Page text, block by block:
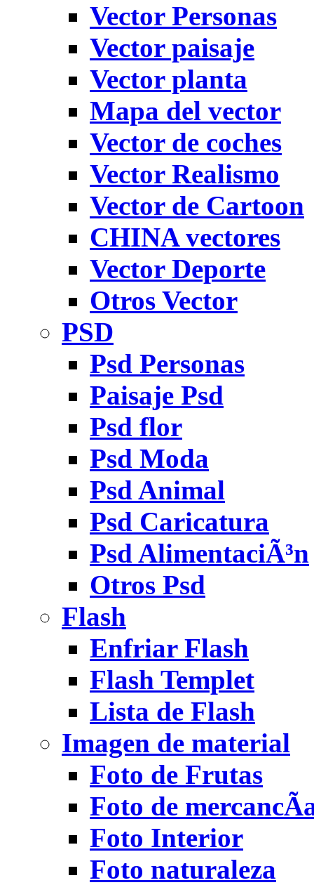
Vector Personas
Vector paisaje
Vector planta
Mapa del vector
Vector de coches
Vector Realismo
Vector de Cartoon
CHINA vectores
Vector Deporte
Otros Vector
PSD
Psd Personas
Paisaje Psd
Psd flor
Psd Moda
Psd Animal
Psd Caricatura
Psd AlimentaciÃ³n
Otros Psd
Flash
Enfriar Flash
Flash Templet
Lista de Flash
Imagen de material
Foto de Frutas
Foto de
Foto Interior
Foto naturaleza